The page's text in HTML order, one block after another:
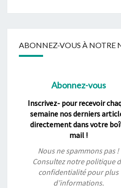
ABONNEZ-VOUS À NOTRE
Abonnez-vous
Inscrivez- pour recevoir
semaine nos derniers
directement dans votre
mail !
Nous ne spammons pas !
Consultez notrepolitique
confidentialitépour plus
d’informations.